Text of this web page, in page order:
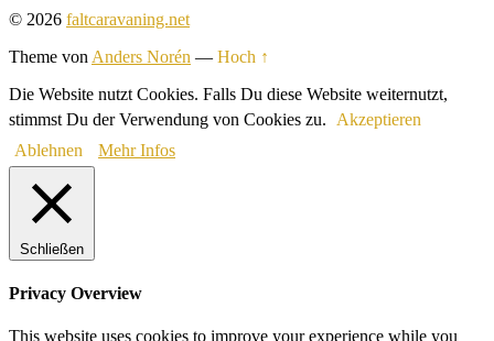
© 2026 faltcaravaning.net
Theme von Anders Norén — Hoch ↑
Die Website nutzt Cookies. Falls Du diese Website weiternutzt,
stimmst Du der Verwendung von Cookies zu.
Akzeptieren
Ablehnen
Mehr Infos
Schließen
Privacy Overview
This website uses cookies to improve your experience while you